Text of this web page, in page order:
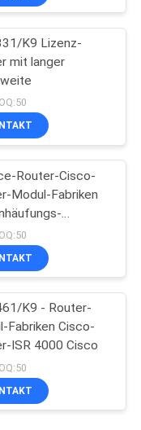
K9 Lizenz-
mit langer
Router-Cisco-
Modul-Fabriken
K9 - Router-
Fabriken Cisco-
ISR 4000 Cisco